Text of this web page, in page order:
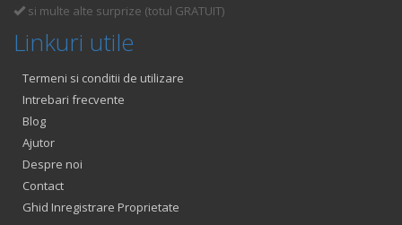
si multe alte surprize (totul GRATUIT)
Linkuri utile
Termeni si conditii de utilizare
Intrebari frecvente
Blog
Ajutor
Despre noi
Contact
Ghid Inregistrare Proprietate